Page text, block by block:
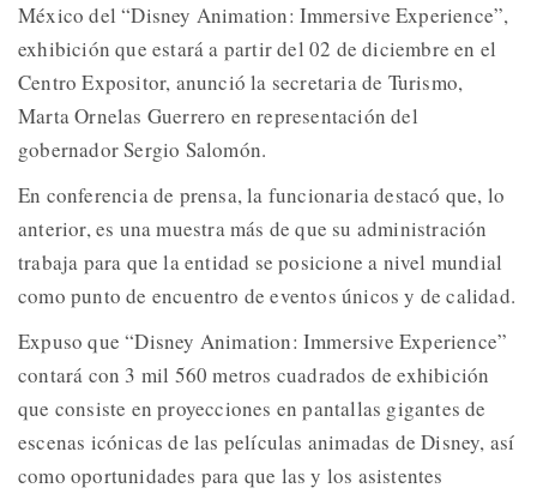
México del “Disney Animation: Immersive Experience”,
exhibición que estará a partir del 02 de diciembre en el
Centro Expositor, anunció la secretaria de Turismo,
Marta Ornelas Guerrero en representación del
gobernador Sergio Salomón.
En conferencia de prensa, la funcionaria destacó que, lo
anterior, es una muestra más de que su administración
trabaja para que la entidad se posicione a nivel mundial
como punto de encuentro de eventos únicos y de calidad.
Expuso que “Disney Animation: Immersive Experience”
contará con 3 mil 560 metros cuadrados de exhibición
que consiste en proyecciones en pantallas gigantes de
escenas icónicas de las películas animadas de Disney, así
como oportunidades para que las y los asistentes